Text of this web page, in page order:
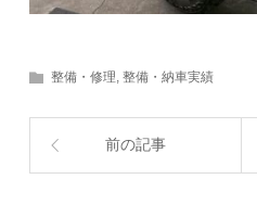
整備・修理,整備・納車実績
前の記事